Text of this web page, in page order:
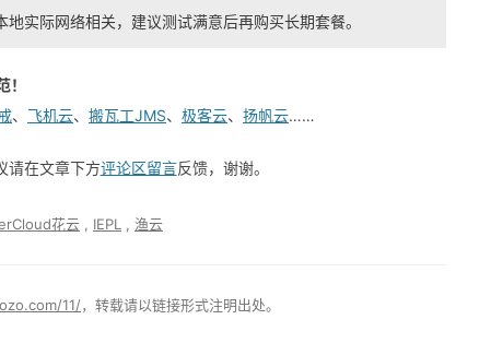
实际网络相关，建议测试满意后再购买长期套餐。
、 飞机云、 搬瓦工JMS、 极客云、 扬帆云……
请在文章下方评论区留言反馈，谢谢。
花云 , IEPL , 渔云
11/，转载请以链接形式注明出处。